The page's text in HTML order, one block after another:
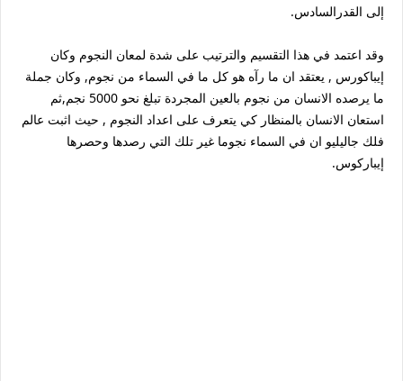
إلى القدرالسادس.
وقد اعتمد في هذا التقسيم والترتيب على شدة لمعان النجوم وكان
إيباكورس , يعتقد ان ما رآه هو كل ما في السماء من نجوم, وكان جملة
ما يرصده الانسان من نجوم بالعين المجردة تبلغ نحو 5000 نجم,ثم
استعان الانسان بالمنظار كي يتعرف على اعداد النجوم , حيث اثبت عالم
فلك جاليليو ان في السماء نجوما غير تلك التي رصدها وحصرها
إيباركوس.